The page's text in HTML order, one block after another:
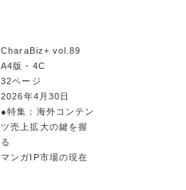
CharaBiz+ vol.89
A4版・4C
32ページ
2026年4月30日
●特集：海外コンテン
ツ売上拡大の鍵を握
る
マンガIP市場の現在